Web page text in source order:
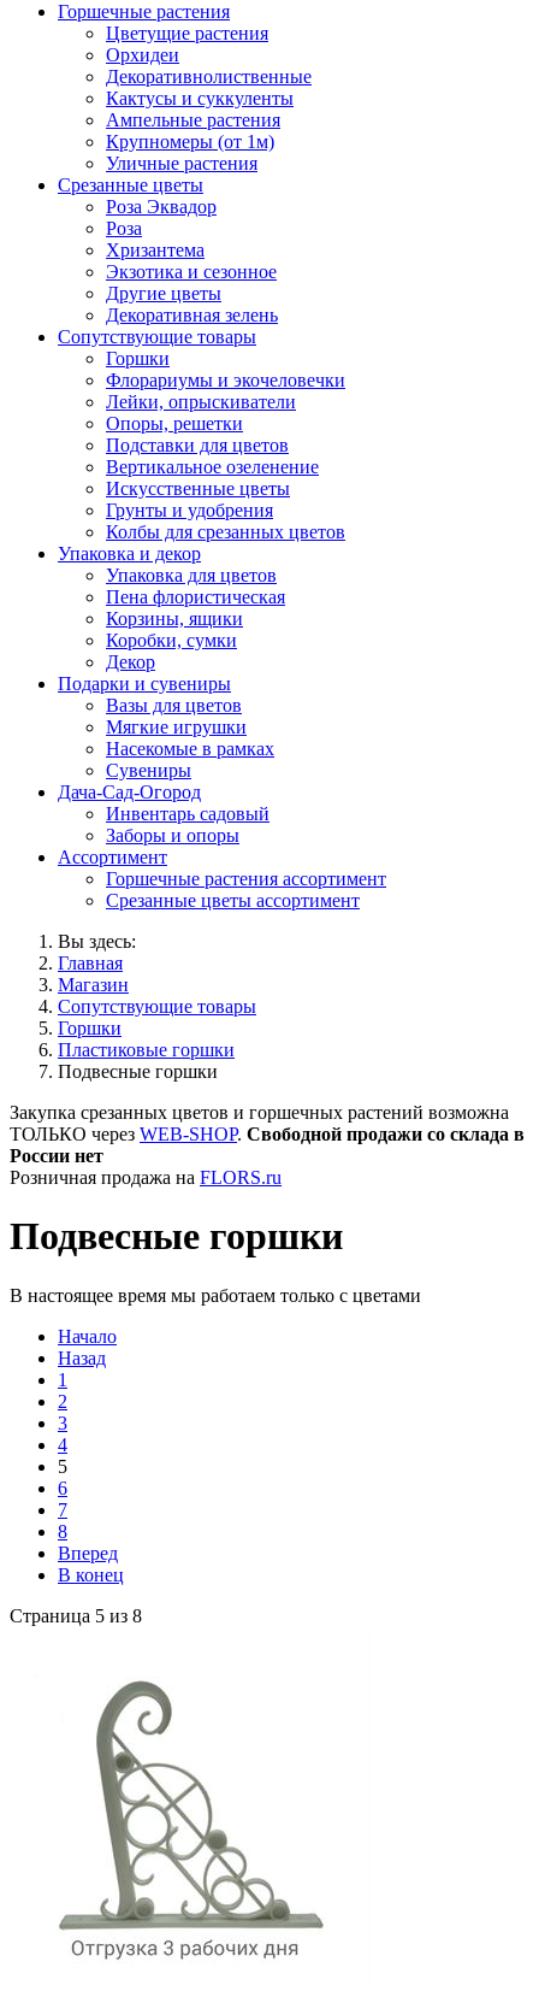
Горшечные растения
Цветущие растения
Орхидеи
Декоративнолиственные
Кактусы и суккуленты
Ампельные растения
Крупномеры (от 1м)
Уличные растения
Срезанные цветы
Роза Эквадор
Роза
Хризантема
Экзотика и сезонное
Другие цветы
Декоративная зелень
Сопутствующие товары
Горшки
Флорариумы и экочеловечки
Лейки, опрыскиватели
Опоры, решетки
Подставки для цветов
Вертикальное озеленение
Искусственные цветы
Грунты и удобрения
Колбы для срезанных цветов
Упаковка и декор
Упаковка для цветов
Пена флористическая
Корзины, ящики
Коробки, сумки
Декор
Подарки и сувениры
Вазы для цветов
Мягкие игрушки
Насекомые в рамках
Сувениры
Дача-Сад-Огород
Инвентарь садовый
Заборы и опоры
Ассортимент
Горшечные растения ассортимент
Срезанные цветы ассортимент
Вы здесь:
Главная
Магазин
Сопутствующие товары
Горшки
Пластиковые горшки
Подвесные горшки
Закупка срезанных цветов и горшечных растений возможна
ТОЛЬКО через WEB-SHOP. Свободной продажи со склада в
России нет
Розничная продажа на FLORS.ru
Подвесные горшки
В настоящее время мы работаем только с цветами
Начало
Назад
1
2
3
4
5
6
7
8
Вперед
В конец
Страница 5 из 8